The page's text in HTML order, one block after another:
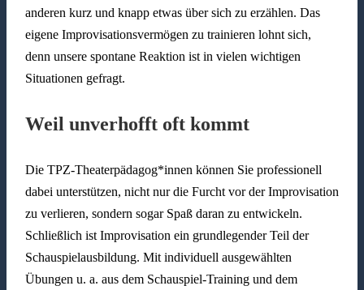
anderen kurz und knapp etwas über sich zu erzählen. Das
eigene Improvisationsvermögen zu trainieren lohnt sich,
denn unsere spontane Reaktion ist in vielen wichtigen
Situationen gefragt.
Weil unverhofft oft kommt
Die TPZ-Theaterpädagog*innen können Sie professionell
dabei unterstützen, nicht nur die Furcht vor der Improvisation
zu verlieren, sondern sogar Spaß daran zu entwickeln.
Schließlich ist Improvisation ein grundlegender Teil der
Schauspielausbildung. Mit individuell ausgewählten
Übungen u. a. aus dem Schauspiel-Training und dem